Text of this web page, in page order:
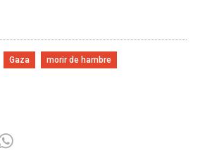
Gaza morir de hambre